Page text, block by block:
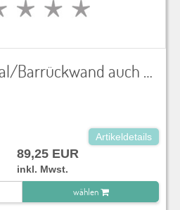
Rustikales Barregal/Barrückwand auch als Raumteiler geeignet, naturbelassen, aus alten Weinkisten inkl. Einlegebrettern, LxBxH 140x40x210 cm
Artikeldetails
89,25 EUR
inkl. Mwst.
wählen